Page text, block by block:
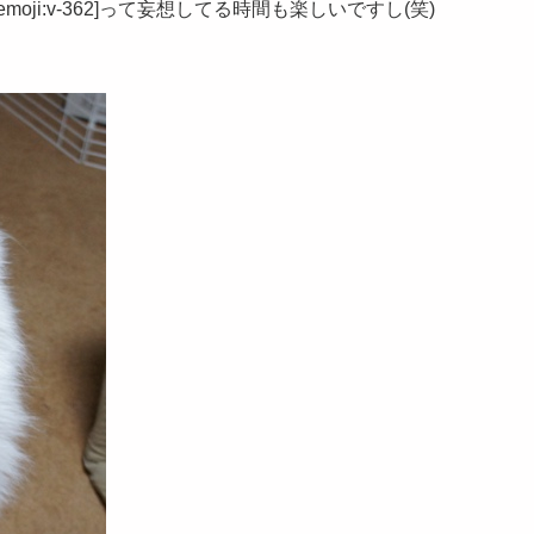
362]って妄想してる時間も楽しいですし(笑)